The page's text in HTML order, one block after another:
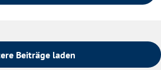
Beiträge laden